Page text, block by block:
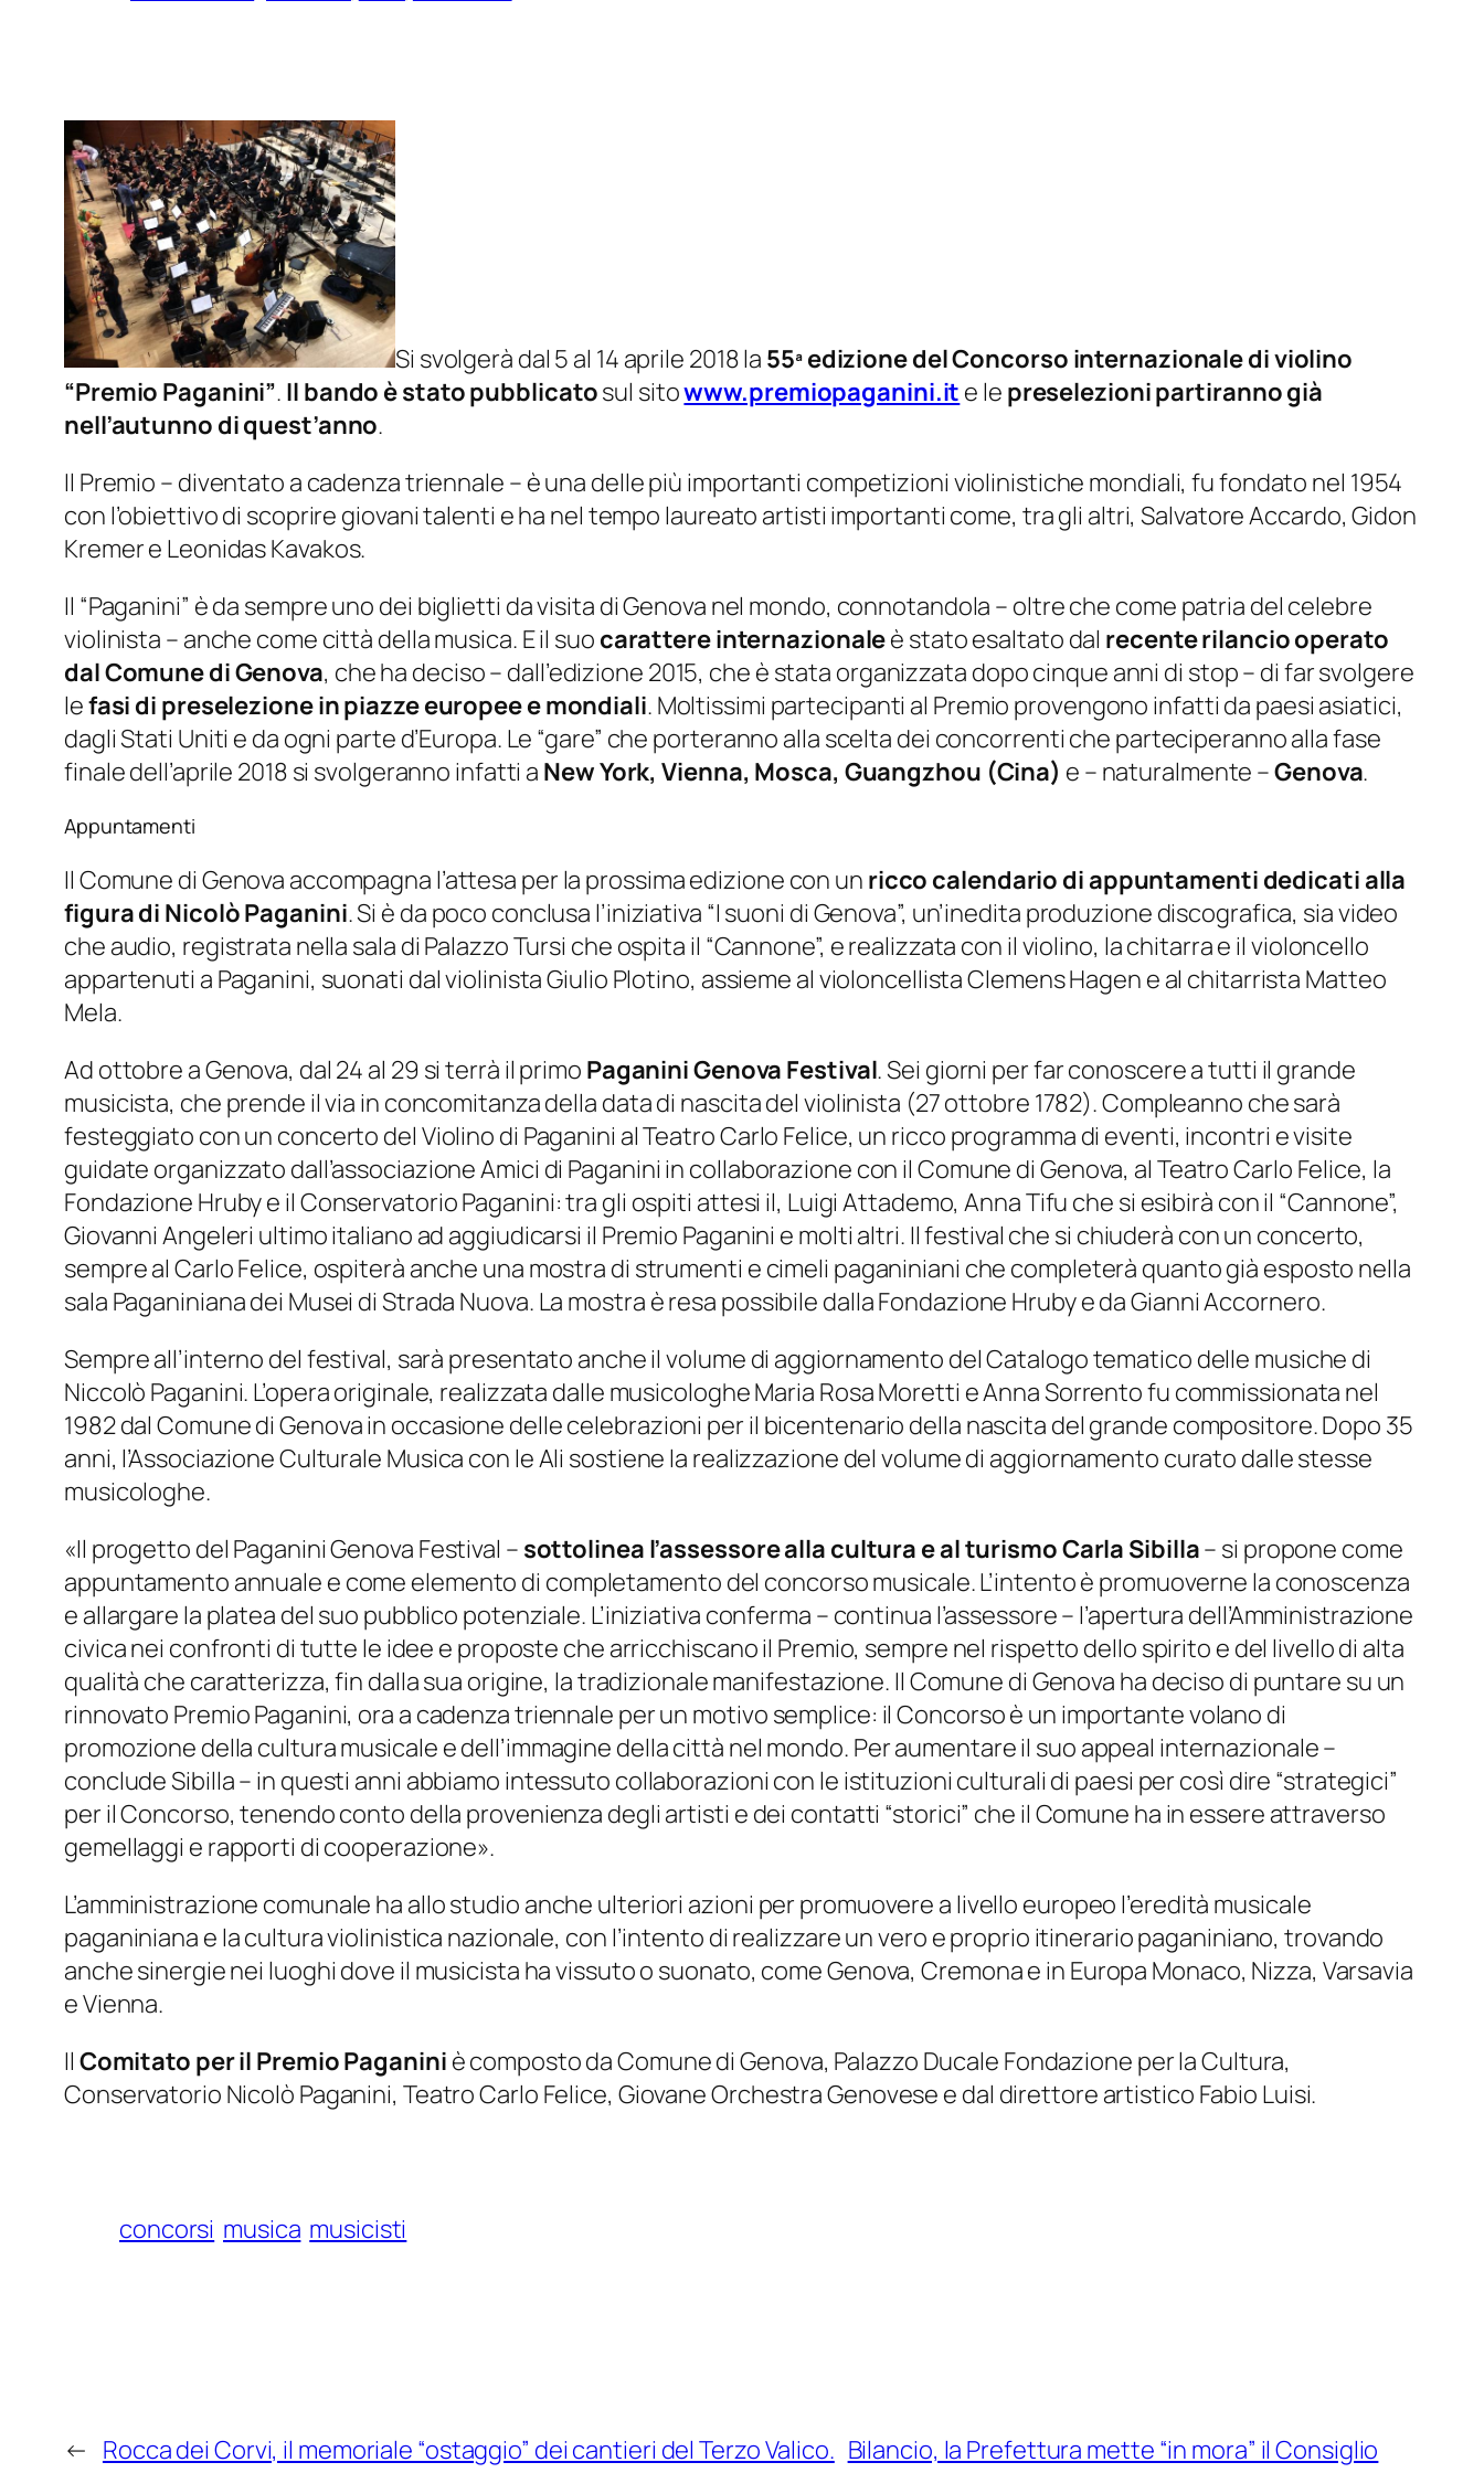
Si svolgerà dal 5 al 14 aprile 2018 la 55ª edizione del Concorso internazionale di violino
“Premio Paganini”. Il bando è stato pubblicatosul sitowww.premiopaganini.it e le preselezioni partiranno già
nell’autunno di quest’anno.
Il Premio – diventato a cadenza triennale – è una delle più importanti competizioni violinistiche mondiali, fu fondato nel 1954
con l’obiettivo di scoprire giovani talenti e ha nel tempo laureato artisti importanti come, tra gli altri, Salvatore Accardo, Gidon
Kremer e Leonidas Kavakos.
Il “Paganini” è da sempre uno dei biglietti da visita di Genova nel mondo, connotandola – oltre che come patria del celebre
violinista – anche come città della musica. E il suo carattere internazionaleè stato esaltato dal recente rilancio operato
dal Comune di Genova, che ha deciso – dall’edizione 2015, che è stata organizzata dopo cinque anni di stop – di far svolgere
lefasi di preselezione in piazze europee e mondiali. Moltissimi partecipanti al Premio provengono infatti da paesi asiatici,
dagli Stati Uniti e da ogni parte d’Europa. Le “gare” che porteranno alla scelta dei concorrenti che parteciperanno alla fase
finale dell’aprile 2018 si svolgeranno infatti a New York, Vienna, Mosca, Guangzhou (Cina) e – naturalmente –Genova.
Appuntamenti
Il Comune di Genova accompagna l’attesa per la prossima edizione con un ricco calendario di appuntamenti dedicati alla
figura di Nicolò Paganini. Si è da poco conclusa l’iniziativa “I suoni di Genova”, un’inedita produzione discografica, sia video
che audio, registrata nella sala di Palazzo Tursi che ospita il “Cannone”, e realizzata con il violino, la chitarra e il violoncello
appartenuti a Paganini, suonati dal violinista Giulio Plotino, assieme al violoncellista Clemens Hagen e al chitarrista Matteo
Mela.
Ad ottobre a Genova, dal 24 al 29 si terrà il primo Paganini Genova Festival. Sei giorni per far conoscere a tutti il grande
musicista, che prende il via in concomitanza della data di nascita del violinista (27 ottobre 1782). Compleanno che sarà
festeggiato con un concerto del Violino di Paganini al Teatro Carlo Felice, un ricco programma di eventi, incontri e visite
guidate organizzato dall’associazione Amici di Paganini in collaborazione con il Comune di Genova, al Teatro Carlo Felice, la
Fondazione Hruby e il Conservatorio Paganini: tra gli ospiti attesi il, Luigi Attademo, Anna Tifu che si esibirà con il “Cannone”,
Giovanni Angeleri ultimo italiano ad aggiudicarsi il Premio Paganini e molti altri. Il festival che si chiuderà con un concerto,
sempre al Carlo Felice, ospiterà anche una mostra di strumenti e cimeli paganiniani che completerà quanto già esposto nella
sala Paganiniana dei Musei di Strada Nuova. La mostra è resa possibile dalla Fondazione Hruby e da Gianni Accornero.
Sempre all’interno del festival, sarà presentato anche il volume di aggiornamento del Catalogo tematico delle musiche di
Niccolò Paganini. L’opera originale, realizzata dalle musicologhe Maria Rosa Moretti e Anna Sorrento fu commissionata nel
1982 dal Comune di Genova in occasione delle celebrazioni per il bicentenario della nascita del grande compositore. Dopo 35
anni, l’Associazione Culturale Musica con le Ali sostiene la realizzazione del volume di aggiornamento curato dalle stesse
musicologhe.
«Il progetto del Paganini Genova Festival – sottolinea l’assessore alla cultura e al turismo Carla Sibilla– si propone come
appuntamento annuale e come elemento di completamento del concorso musicale. L’intento è promuoverne la conoscenza
e allargare la platea del suo pubblico potenziale. L’iniziativa conferma – continua l’assessore– l’apertura dell’Amministrazione
civica nei confronti di tutte le idee e proposte che arricchiscano il Premio, sempre nel rispetto dello spirito e del livello di alta
qualità che caratterizza, fin dalla sua origine, la tradizionale manifestazione. Il Comune di Genova ha deciso di puntare su un
rinnovato Premio Paganini, ora a cadenza triennale per un motivo semplice: il Concorso è un importante volano di
promozione della cultura musicale e dell’immagine della città nel mondo. Per aumentare il suo appeal internazionale –
conclude Sibilla– in questi anni abbiamo intessuto collaborazioni con le istituzioni culturali di paesi per così dire “strategici”
per il Concorso, tenendo conto della provenienza degli artisti e dei contatti “storici” che il Comune ha in essere attraverso
gemellaggi e rapporti di cooperazione».
L’amministrazione comunale ha allo studio anche ulteriori azioni per promuovere a livello europeo l’eredità musicale
paganiniana e la cultura violinistica nazionale, con l’intento di realizzare un vero e proprio itinerario paganiniano, trovando
anche sinergie nei luoghi dove il musicista ha vissuto o suonato, come Genova, Cremona e in Europa Monaco, Nizza, Varsavia
e Vienna.
Il Comitato per il Premio Paganini è composto da Comune di Genova, Palazzo Ducale Fondazione per la Cultura,
Conservatorio Nicolò Paganini, Teatro Carlo Felice, Giovane Orchestra Genovese e dal direttore artistico Fabio Luisi.
concorsi musica musicisti
← Rocca dei Corvi, il memoriale “ostaggio” dei cantieri del Terzo Valico. Bilancio, la Prefettura mette “in mora” il Consiglio